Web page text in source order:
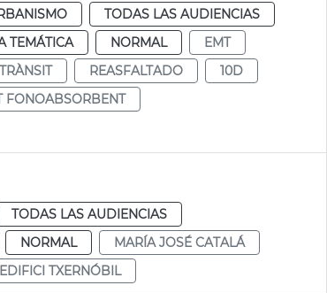
TODAS LAS AUDIENCIAS
TEMÁTICA NORMAL
EMT
TRÀNSIT REASFALTADO
10D
FONOABSORBENT
TODAS LAS AUDIENCIAS
NORMAL
MARÍA JOSÉ CATALÁ
EDIFICI TXERNÓBIL